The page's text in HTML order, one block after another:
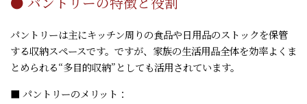
パントリーは主にキッチン周りの食品や日用品のストックを保管
する収納スペースです。ですが、家族の生活用品全体を効率よくま
とめられる“多目的収納”としても活用されています。
■ パントリーのメリット：